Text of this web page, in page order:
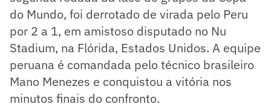
do Mundo, foi derrotado de virada pelo Peru
por 2 a 1, em amistoso disputado no Nu
Stadium, na Flórida, Estados Unidos. A equipe
peruana é comandada pelo técnico brasileiro
Mano Menezes e conquistou a vitória nos
minutos finais do confronto.